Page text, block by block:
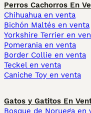
Perros Cachorros En
Chihuahua en venta
Bichón Maltés en venta
Yorkshire Terrier en
Pomerania en venta
Border Collie en venta
Teckel en venta
Caniche Toy en venta
Gatos y Gatitos En
Bosque de Noruega en